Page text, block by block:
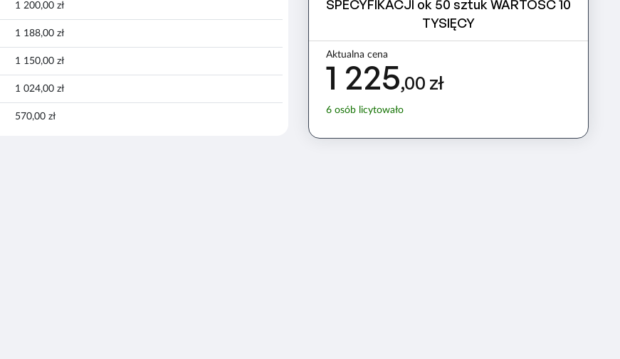
1 200,00 zł
1 188,00 zł
1 150,00 zł
1 024,00 zł
570,00 zł
SPECYFIKACJI ok 50 sztuk WARTOŚĆ 10
TYSIĘCY
Aktualna cena
1 225,00 zł
6 osób licytowało